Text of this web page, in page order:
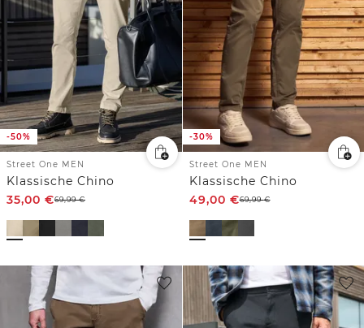
-50%
Street One MEN
Klassische Chino
35,00 €69,99€
-30%
Street One MEN
Klassische Chino
49,00 €69,99€